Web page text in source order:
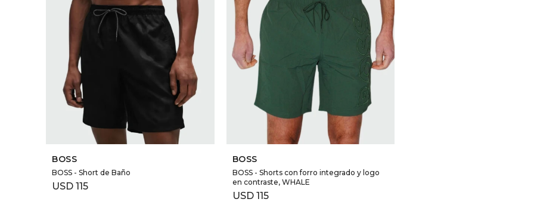
SELECCIONAR TALLE
BOSS
BOSS - Short de Baño
USD 115
SELECCIONAR TALLE
BOSS
BOSS - Shorts con forro integrado y logo
en contraste, WHALE
USD 115